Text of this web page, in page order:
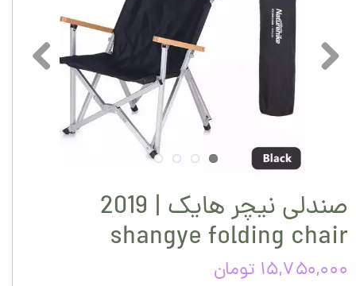
صندلی نیچر هایک | 2019
shangye folding chair
۱۵,۷۵۰,۰۰۰ تومان